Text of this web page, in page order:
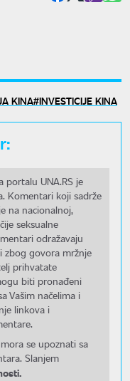
KINA INVESTICIJE KINA
portalu UNA.RS je
Komentari koji sadrže
na nacionalnoj,
seksualne
odražavaju
zbog govora mržnje
prihvatate
biti pronađeni
Vašim načelima i
linkova i
se upoznati sa
Slanjem